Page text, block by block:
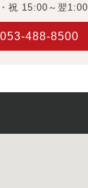
～翌1:00
053-488-8500